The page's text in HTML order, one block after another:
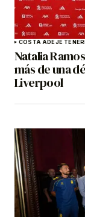
COSTA ADEJE
Natalia
más de una
Liverpool